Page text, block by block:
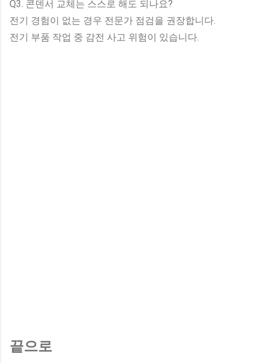
Q3. 콘덴서 교체는 스스로 해도 되나요?
전기 경험이 없는 경우 전문가 점검을 권장합니다.
전기 부품 작업 중 감전 사고 위험이 있습니다.
끝으로